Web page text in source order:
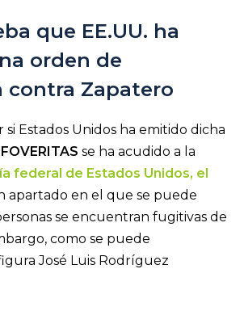
que EE.UU. ha
orden de
contra Zapatero
Estados Unidos ha emitido dicha
se ha acudido a la
federal de Estados Unidos, el
apartado en el que se puede
se encuentran fugitivas de
como se puede
José Luis Rodríguez